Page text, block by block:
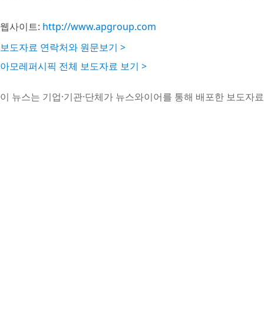
웹사이트: http://www.apgroup.com
보도자료 연락처와 원문보기 >
아모레퍼시픽 전체 보도자료 보기 >
이 뉴스는 기업·기관·단체가 뉴스와이어를 통해 배포한 보도자